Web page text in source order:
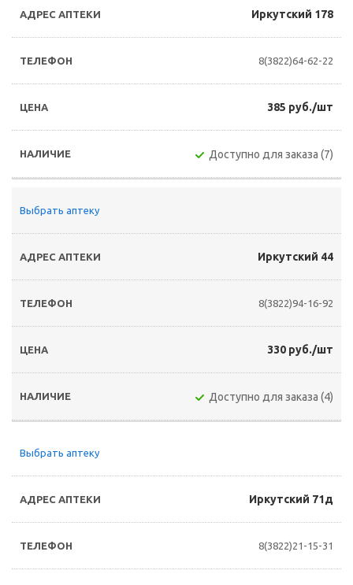
Иркутский 178
8(3822)64-62-22
385 руб./шт
Доступно для заказа (7)
Выбрать аптеку
Иркутский 44
8(3822)94-16-92
330 руб./шт
Доступно для заказа (4)
Выбрать аптеку
Иркутский 71д
8(3822)21-15-31